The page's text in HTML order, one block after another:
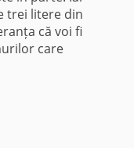
trei litere din
că voi fi
care